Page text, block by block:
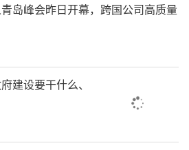
岛峰会昨日开幕，跨国公司高质量
建设要干什么、